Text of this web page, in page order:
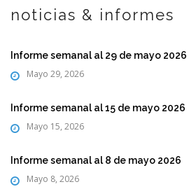
noticias & informes
Informe semanal al 29 de mayo 2026
Mayo 29, 2026
Informe semanal al 15 de mayo 2026
Mayo 15, 2026
Informe semanal al 8 de mayo 2026
Mayo 8, 2026